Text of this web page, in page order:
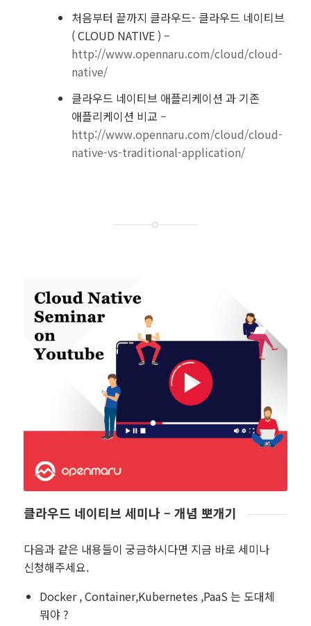
처음부터 끝까지 클라우드- 클라우드 네이티브
( CLOUD NATIVE ) –
http://www.opennaru.com/cloud/cloud-
native/
클라우드 네이티브 애플리케이션 과 기존
애플리케이션 비교 –
http://www.opennaru.com/cloud/cloud-
native-vs-traditional-application/
클라우드 네이티브 세미나 – 개념 뽀개기
다음과 같은 내용들이 궁금하시다면 지금 바로 세미나
신청해주세요.
Docker , Container,Kubernetes ,PaaS 는 도대체
뭐야 ?